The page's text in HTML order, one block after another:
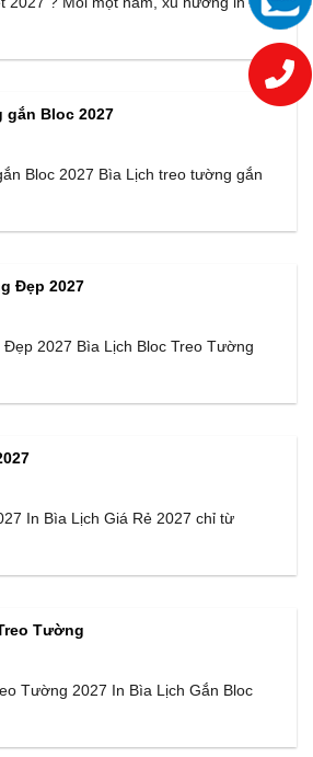
gắn Bloc 2027
Bloc 2027 Bìa Lịch treo tường gắn
Đẹp 2027
2027 Bìa Lịch Bloc Treo Tường
In Bìa Lịch Giá Rẻ 2027 chỉ từ
Tường
Tường 2027 In Bìa Lịch Gắn Bloc